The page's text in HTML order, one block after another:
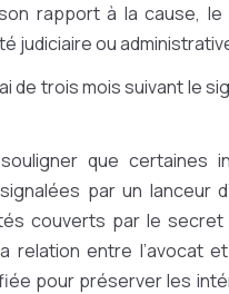
rapport à la cause,
judiciaire ou
de trois mois suivant le
que certaines
par un lanceur
couverts par le
relation entre l’avocat
pour préserver les